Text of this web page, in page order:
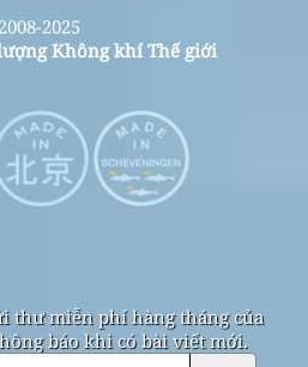
2025
Không khí Thế giới
thư miễn phí hàng tháng của
báo khi có bài viết mới.